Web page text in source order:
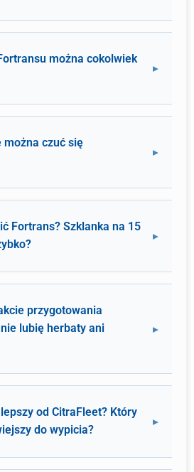
można cokolwiek
można czuć się
Fortrans? Szklanka na 15
przygotowania
lubię herbaty ani
od CitraFleet? Który
do wypicia?